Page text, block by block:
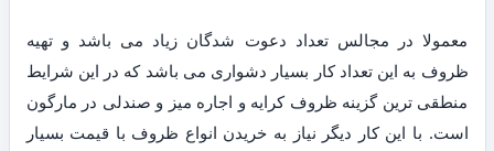
معمولا در مجالس تعداد دعوت شدگان زیاد می باشد و تهیه
ظروف به این تعداد کار بسیار دشواری می باشد که در این شرایط
منطقی ترین گزینه ظروف کرایه و اجاره میز و صندلی در مارگون
است. با این کار دیگر نیاز به خریدن انواع ظروف با قیمت بسیار